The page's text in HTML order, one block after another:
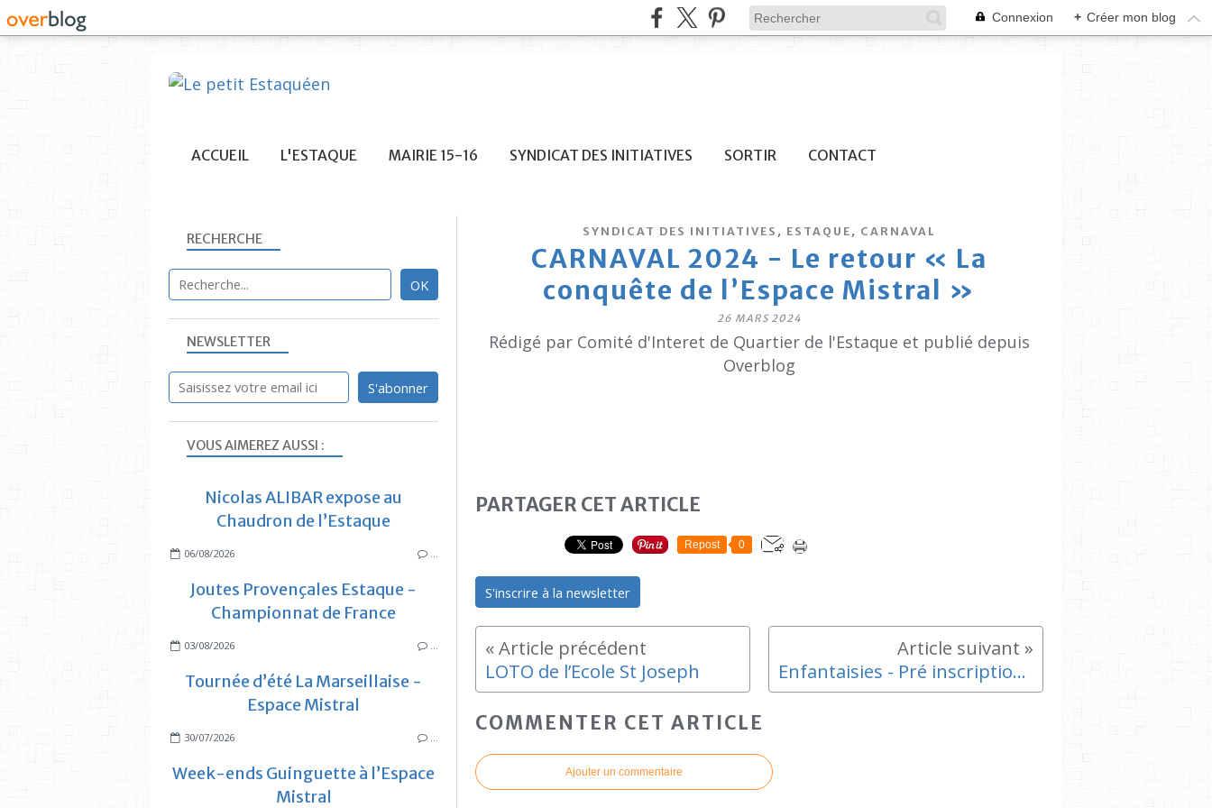
Connexion + Créer mon blog
ACCUEIL L'ESTAQUE MAIRIE 15-16 SYNDICAT DES INITIATIVES SORTIR CONTACT
SYNDICAT DES INITIATIVES , ESTAQUE , CARNAVAL
CARNAVAL 2024 - Le retour « La
conquête de l’Espace Mistral »
26 MARS 2024
Rédigé par Comité d'Interet de Quartier de l'Estaque et publié depuis
Overblog
PARTAGER CET ARTICLE
Repost 0
S'inscrire à la newsletter
LOTO de l’Ecole St Joseph Enfantaisies - Pré inscriptions 2024
COMMENTER CET ARTICLE
Ajouter un commentaire
NEWSLETTER
RECHERCHE
VOUS AIMEREZ AUSSI :
Nicolas ALIBAR expose au
Chaudron de l’Estaque
06/08/2026
Joutes Provençales Estaque -
Championnat de France
03/08/2026
Tournée d’été La Marseillaise -
Espace Mistral
30/07/2026
Week-ends Guinguette à l’Espace
Mistral